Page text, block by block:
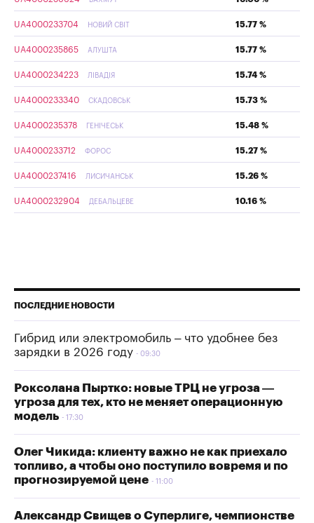
UA4000233704 НОВИЙ СВІТ 15.77 %
UA4000235865 АЛУШТА 15.77 %
UA4000234223 ЛІВАДІЯ 15.74 %
UA4000233340 СКАДОВСЬК 15.73 %
UA4000235378 ГЕНІЧЕСЬК 15.48 %
UA4000233712 ФОРОС 15.27 %
UA4000237416 ЛИСИЧАНСЬК 15.26 %
UA4000232904 ДЕБАЛЬЦЕВЕ 10.16 %
ПОСЛЕДНИЕ НОВОСТИ
Гибрид или электромобиль – что удобнее без
зарядки в 2026 году
09:30
Роксолана Пыртко: новые ТРЦ не угроза —
угроза для тех, кто не меняет операционную
модель
17:30
Олег Чикида: клиенту важно не как приехало
топливо, а чтобы оно поступило вовремя и по
прогнозируемой цене
11:00
Александр Свищев о Суперлиге, чемпионстве